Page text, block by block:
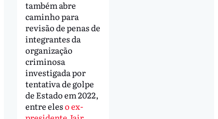
também abre
caminho para
revisão de penas de
integrantes da
organização
criminosa
investigada por
tentativa de golpe
de Estado em 2022,
entre eleso ex-